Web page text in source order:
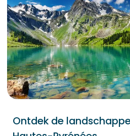
Ontdek de